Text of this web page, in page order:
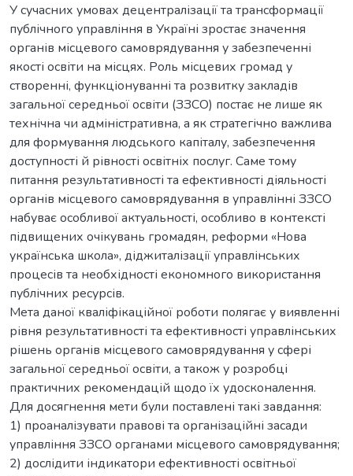
У сучасних умовах децентралізації та трансформації
публічного управління в Україні зростає значення
органів місцевого самоврядування у забезпеченні
якості освіти на місцях. Роль місцевих громад у
створенні, функціонуванні та розвитку закладів
загальної середньої освіти (ЗЗСО) постає не лише як
технічна чи адміністративна, а як стратегічно важлива
для формування людського капіталу, забезпечення
доступності й рівності освітніх послуг. Саме тому
питання результативності та ефективності діяльності
органів місцевого самоврядування в управлінні ЗЗСО
набуває особливої актуальності, особливо в контексті
підвищених очікувань громадян, реформи «Нова
українська школа», діджиталізації управлінських
процесів та необхідності економного використання
публічних ресурсів.
Мета даної кваліфікаційної роботи полягає у виявленні
рівня результативності та ефективності управлінських
рішень органів місцевого самоврядування у сфері
загальної середньої освіти, а також у розробці
практичних рекомендацій щодо їх удосконалення.
Для досягнення мети були поставлені такі завдання:
1) проаналізувати правові та організаційні засади
управління ЗЗСО органами місцевого самоврядування;
2) дослідити індикатори ефективності освітньої